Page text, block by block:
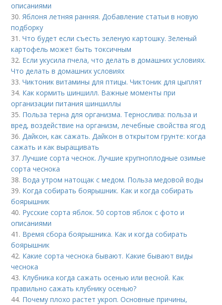
описаниями
30.Яблоня летняя ранняя. Добавление статьи в новую
подборку
31.Что будет если съесть зеленую картошку. Зеленый
картофель может быть токсичным
32. Если укусила пчела, что делать в домашних условиях.
Что делать в домашних условиях
33.Чиктоник витамины для птицы. Чиктоник для цыплят
34. Как кормить шиншилл. Важные моменты при
организации питания шиншиллы
35. Польза терна для организма. Тернослива: польза и
вред, воздействие на организм, лечебные свойства ягод
36.Дайкон, как сажать. Дайкон в открытом грунте: когда
сажать и как выращивать
37.Лучшие сорта чеснок. Лучшие крупноплодные озимые
сорта чеснока
38. Вода утром натощак с медом. Польза медовой воды
39. Когда собирать боярышник. Как и когда собирать
боярышник
40. Русские сорта яблок. 50 сортов яблок с фото и
описаниями
41. Время сбора боярышника. Как и когда собирать
боярышник
42. Какие сорта чеснока бывают. Какие бывают виды
чеснока
43. Клубника когда сажать осенью или весной. Как
правильно сажать клубнику осенью?
44. Почему плохо растет укроп. Основные причины,